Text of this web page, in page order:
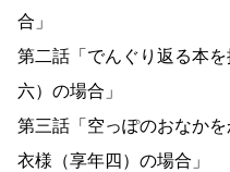
合」
第二話「でんぐり返る本
六）の場合」
第三話「空っぽのおなか
衣様（享年四）の場合」